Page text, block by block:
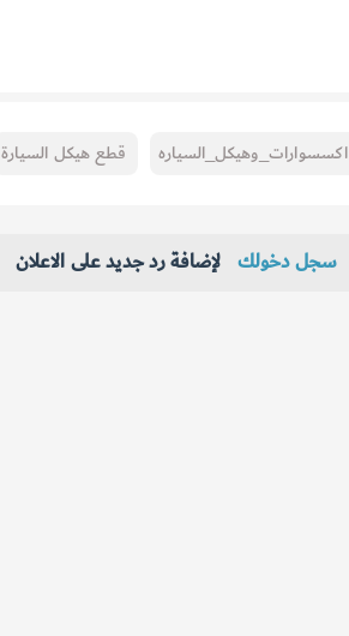
اكسسوارات_وهيكل_السياره قطع هيكل السيارة
سجل دخولك لإضافة رد جديد على الاعلان